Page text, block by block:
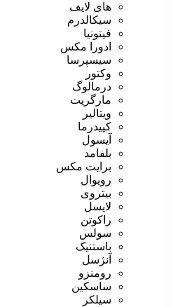
های لایف
سیکالدرم
فیتونیا
ادورا مکس
سیسپرسا
وکتور
درمالوگ
مارگریت
ویتالیر
کپیدرما
آیسول
بلفامد
برایت مکس
رویوال
بیتروی
لایسل
راکوتن
سولس
باستنیک
آنژسل
رومنزو
ساسکین
سیلکر